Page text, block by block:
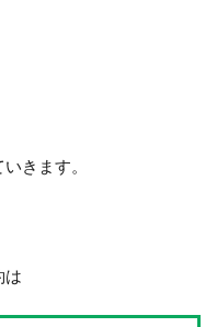
きます。
は